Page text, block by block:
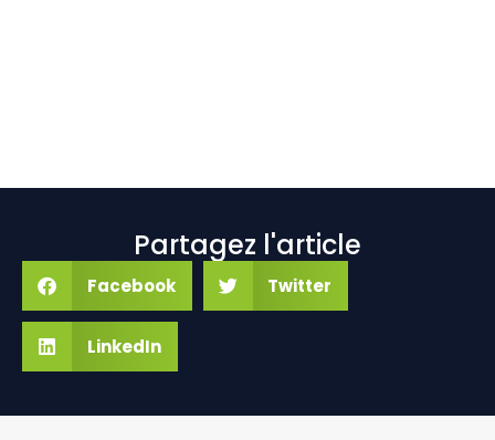
Partagez l'article
Facebook Twitter
LinkedIn